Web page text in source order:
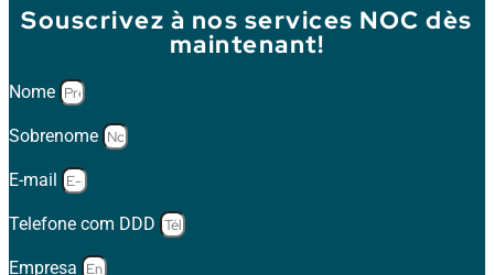
Souscrivez à nos services NOC dès
maintenant!
Nome
Sobrenome
E-mail
Telefone com DDD
Empresa